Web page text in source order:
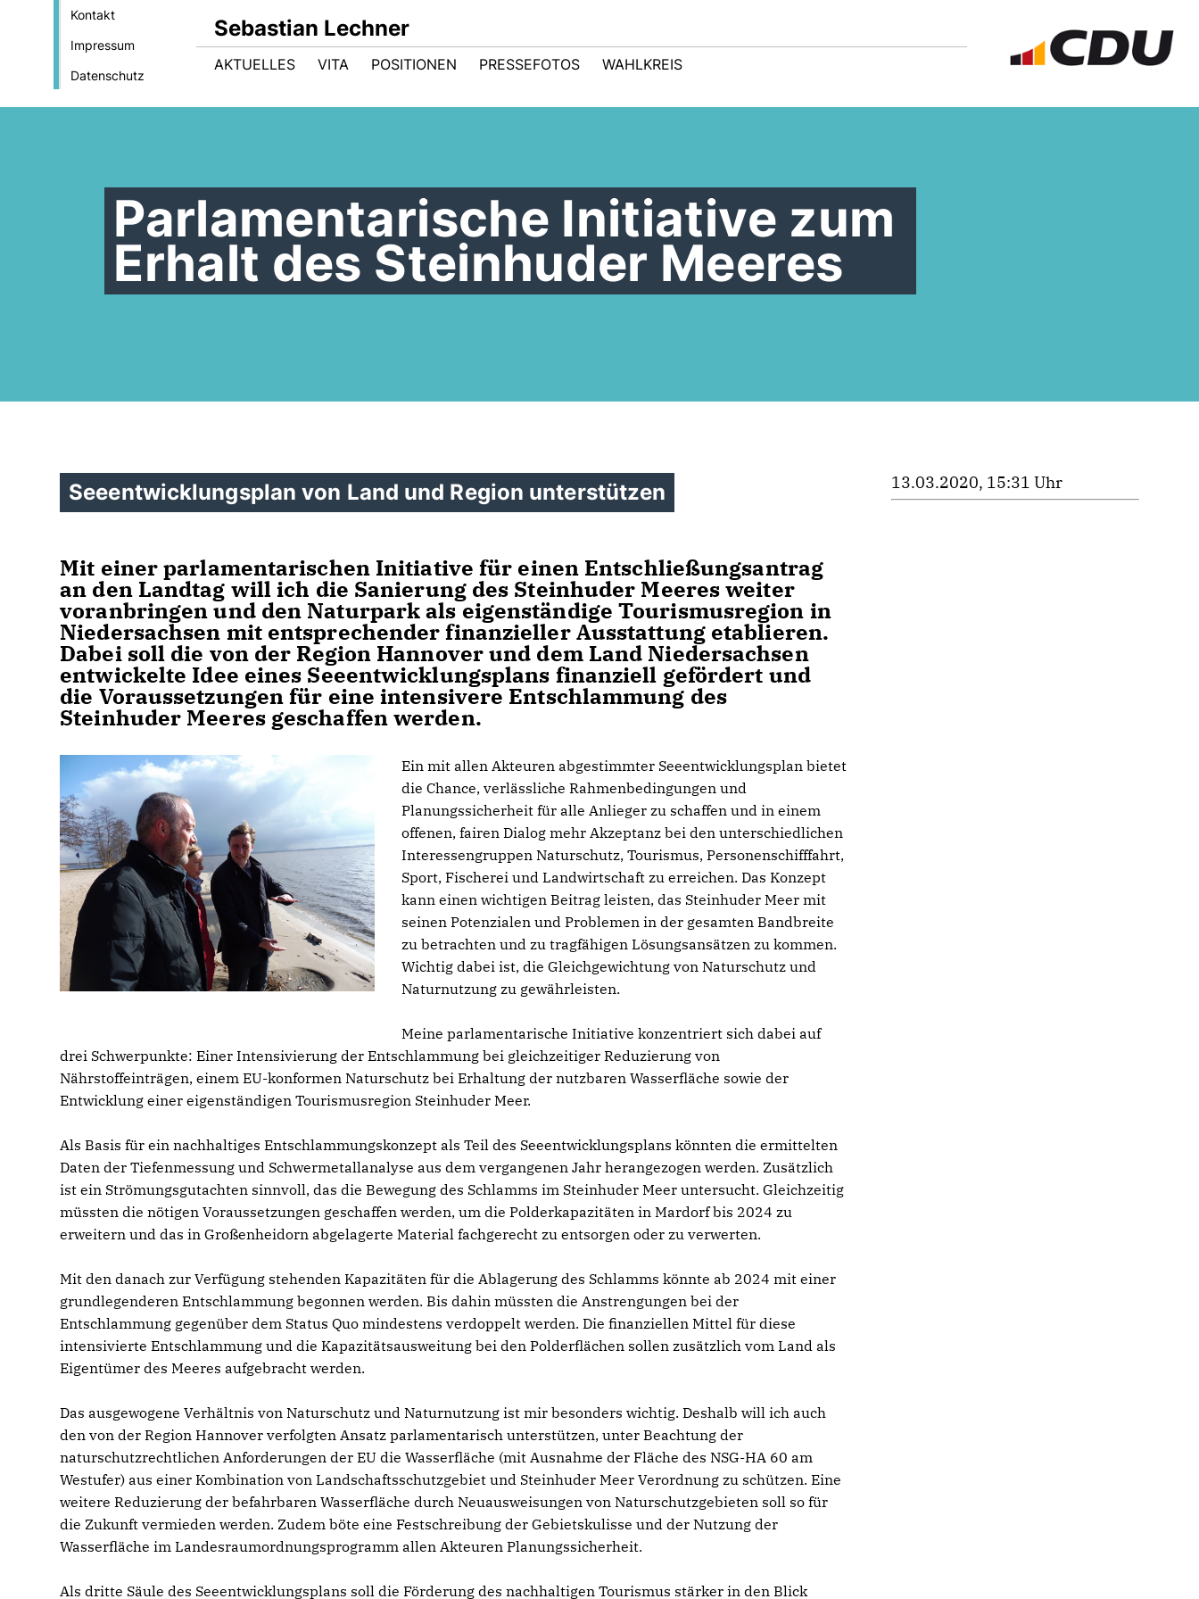
Kontakt
Impressum
Datenschutz
Sebastian Lechner
AKTUELLES VITA POSITIONEN PRESSEFOTOS WAHLKREIS
Parlamentarische Initiative zum
Erhalt des Steinhuder Meeres
Seeentwicklungsplan von Land und Region unterstützen
Mit einer parlamentarischen Initiative für einen Entschließungsantrag
an den Landtag will ich die Sanierung des Steinhuder Meeres weiter
voranbringen und den Naturpark als eigenständige Tourismusregion in
Niedersachsen mit entsprechender finanzieller Ausstattung etablieren.
Dabei soll die von der Region Hannover und dem Land Niedersachsen
entwickelte Idee eines Seeentwicklungsplans finanziell gefördert und
die Voraussetzungen für eine intensivere Entschlammung des
Steinhuder Meeres geschaffen werden.
Ein mit allen Akteuren abgestimmter Seeentwicklungsplan bietet
die Chance, verlässliche Rahmenbedingungen und
Planungssicherheit für alle Anlieger zu schaffen und in einem
offenen, fairen Dialog mehr Akzeptanz bei den unterschiedlichen
Interessengruppen Naturschutz, Tourismus, Personenschifffahrt,
Sport, Fischerei und Landwirtschaft zu erreichen. Das Konzept
kann einen wichtigen Beitrag leisten, das Steinhuder Meer mit
seinen Potenzialen und Problemen in der gesamten Bandbreite
zu betrachten und zu tragfähigen Lösungsansätzen zu kommen.
Wichtig dabei ist, die Gleichgewichtung von Naturschutz und
Naturnutzung zu gewährleisten.
Meine parlamentarische Initiative konzentriert sich dabei auf
drei Schwerpunkte: Einer Intensivierung der Entschlammung bei gleichzeitiger Reduzierung von
Nährstoffeinträgen, einem EU-konformen Naturschutz bei Erhaltung der nutzbaren Wasserfläche sowie der
Entwicklung einer eigenständigen Tourismusregion Steinhuder Meer.
Als Basis für ein nachhaltiges Entschlammungskonzept als Teil des Seeentwicklungsplans könnten die ermittelten
Daten der Tiefenmessung und Schwermetallanalyse aus dem vergangenen Jahr herangezogen werden. Zusätzlich
ist ein Strömungsgutachten sinnvoll, das die Bewegung des Schlamms im Steinhuder Meer untersucht. Gleichzeitig
müssten die nötigen Voraussetzungen geschaffen werden, um die Polderkapazitäten in Mardorf bis 2024 zu
erweitern und das in Großenheidorn abgelagerte Material fachgerecht zu entsorgen oder zu verwerten.
Mit den danach zur Verfügung stehenden Kapazitäten für die Ablagerung des Schlamms könnte ab 2024 mit einer
grundlegenderen Entschlammung begonnen werden. Bis dahin müssten die Anstrengungen bei der
Entschlammung gegenüber dem Status Quo mindestens verdoppelt werden. Die finanziellen Mittel für diese
intensivierte Entschlammung und die Kapazitätsausweitung bei den Polderflächen sollen zusätzlich vom Land als
Eigentümer des Meeres aufgebracht werden.
Das ausgewogene Verhältnis von Naturschutz und Naturnutzung ist mir besonders wichtig. Deshalb will ich auch
den von der Region Hannover verfolgten Ansatz parlamentarisch unterstützen, unter Beachtung der
naturschutzrechtlichen Anforderungen der EU die Wasserfläche (mit Ausnahme der Fläche des NSG-HA 60 am
Westufer) aus einer Kombination von Landschaftsschutzgebiet und Steinhuder Meer Verordnung zu schützen. Eine
weitere Reduzierung der befahrbaren Wasserfläche durch Neuausweisungen von Naturschutzgebieten soll so für
die Zukunft vermieden werden. Zudem böte eine Festschreibung der Gebietskulisse und der Nutzung der
Wasserfläche im Landesraumordnungsprogramm allen Akteuren Planungssicherheit.
Als dritte Säule des Seeentwicklungsplans soll die Förderung des nachhaltigen Tourismus stärker in den Blick
13.03.2020, 15:31 Uhr